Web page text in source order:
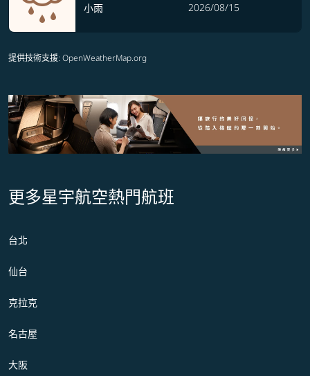
小雨
2026/08/15
提供技術支援: OpenWeatherMap.org
更多星宇航空熱門航班
台北
仙台
克拉克
名古屋
大阪